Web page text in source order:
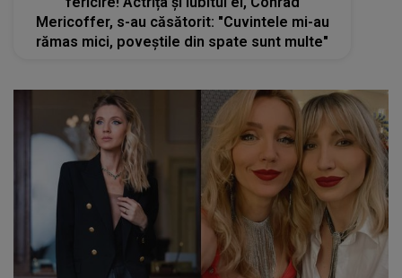
Mericoffer, s-au căsătorit: "Cuvintele mi-au
rămas mici, poveștile din spate sunt multe"